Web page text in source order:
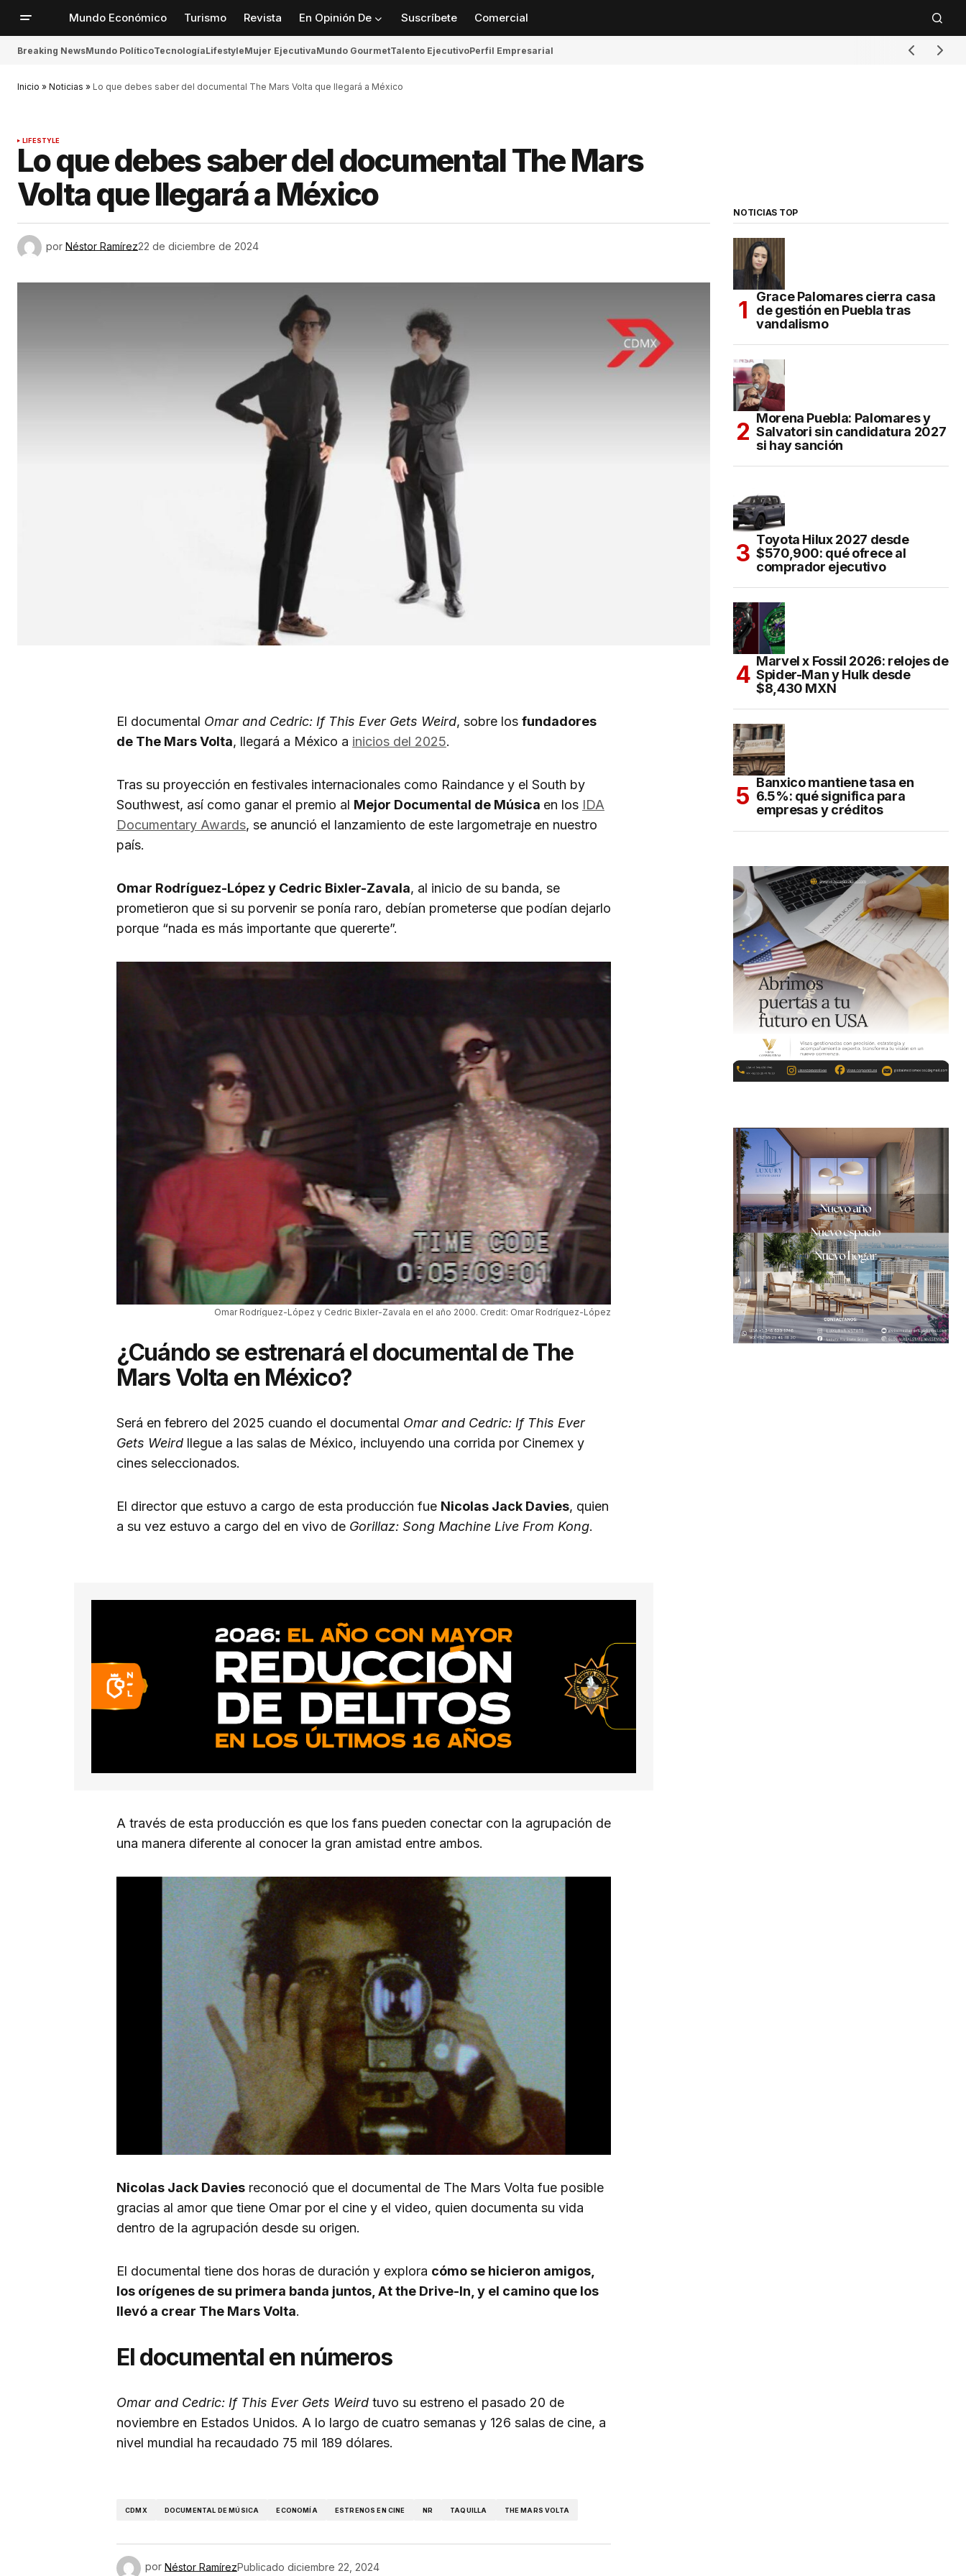
Mundo Económico Turismo Revista En Opinión De Suscríbete Comercial
Breaking NewsMundo PolíticoTecnologíaLifestyleMujer EjecutivaMundo GourmetTalento EjecutivoPerfil Empresarial
Inicio » Noticias » Lo que debes saber del documental The Mars Volta que llegará a México
LIFESTYLE
Lo que debes saber del documental The Mars
Volta que llegará a México
por Néstor Ramírez22 de diciembre de 2024
El documental Omar and Cedric: If This Ever Gets Weird, sobre los fundadores
de The Mars Volta, llegará a México a inicios del 2025.
Tras su proyección en festivales internacionales como Raindance y el South by
Southwest, así como ganar el premio al Mejor Documental de Música en los IDA
Documentary Awards, se anunció el lanzamiento de este largometraje en nuestro
país.
Omar Rodríguez-López y Cedric Bixler-Zavala, al inicio de su banda, se
prometieron que si su porvenir se ponía raro, debían prometerse que podían dejarlo
porque “nada es más importante que quererte”.
Omar Rodríguez-López y Cedric Bixler-Zavala en el año 2000. Credit: Omar Rodríguez-López
¿Cuándo se estrenará el documental de The
Mars Volta en México?
Será en febrero del 2025 cuando el documental Omar and Cedric: If This Ever
Gets Weird llegue a las salas de México, incluyendo una corrida por Cinemex y
cines seleccionados.
El director que estuvo a cargo de esta producción fue Nicolas Jack Davies, quien
a su vez estuvo a cargo del en vivo de Gorillaz: Song Machine Live From Kong.
A través de esta producción es que los fans pueden conectar con la agrupación de
una manera diferente al conocer la gran amistad entre ambos.
Nicolas Jack Davies reconoció que el documental de The Mars Volta fue posible
gracias al amor que tiene Omar por el cine y el video, quien documenta su vida
dentro de la agrupación desde su origen.
El documental tiene dos horas de duración y explora cómo se hicieron amigos,
los orígenes de su primera banda juntos, At the Drive-In, y el camino que los
llevó a crear The Mars Volta.
El documental en números
Omar and Cedric: If This Ever Gets Weird tuvo su estreno el pasado 20 de
noviembre en Estados Unidos. A lo largo de cuatro semanas y 126 salas de cine, a
nivel mundial ha recaudado 75 mil 189 dólares.
CDMX DOCUMENTAL DE MÚSICA ECONOMÍA ESTRENOS EN CINE NR TAQUILLA THE MARS VOLTA
por Néstor RamírezPublicado diciembre 22, 2024
NOTICIAS TOP
Grace Palomares cierra casa
de gestión en Puebla tras
vandalismo
Morena Puebla: Palomares y
Salvatori sin candidatura 2027
si hay sanción
Toyota Hilux 2027 desde
$570,900: qué ofrece al
comprador ejecutivo
Marvel x Fossil 2026: relojes de
Spider-Man y Hulk desde
$8,430 MXN
Banxico mantiene tasa en
6.5%: qué significa para
empresas y créditos